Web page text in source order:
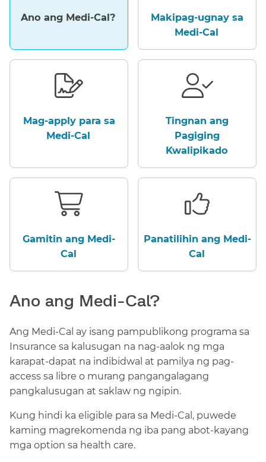
Ano ang Medi-Cal?​​
Makipag-ugnay sa
Medi-Cal​​
Mag-apply para sa
Medi-Cal​​
Tingnan ang
Pagiging
Kwalipikado​​
Gamitin ang Medi-
Cal​​
Panatilihin ang Medi-
Cal​​
Ano ang Medi-Cal?​​
Ang Medi-Cal ay isang pampublikong programa sa
Insurance sa kalusugan na nag-aalok ng mga
karapat-dapat na indibidwal at pamilya ng pag-
access sa libre o murang pangangalagang
pangkalusugan at saklaw ng ngipin.​​
Kung hindi ka eligible para sa Medi-Cal, puwede
kaming magrekomenda ng iba pang abot-kayang
mga option sa health care.​​